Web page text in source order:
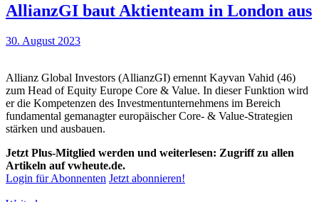
AllianzGI baut Aktienteam in London aus
30. August 2023
Allianz Global Investors (AllianzGI) ernennt Kayvan Vahid (46)
zum Head of Equity Europe Core & Value. In dieser Funktion wird
er die Kompetenzen des Investmentunternehmens im Bereich
fundamental gemanagter europäischer Core- & Value-Strategien
stärken und ausbauen.
Jetzt Plus-Mitglied werden und weiterlesen: Zugriff zu allen
Artikeln auf vwheute.de.
Login für Abonnenten Jetzt abonnieren!